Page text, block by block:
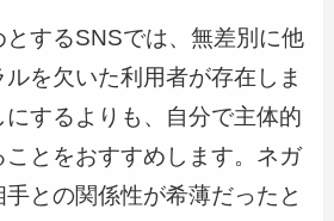
とするSNSでは、無差別に他
を欠いた利用者が存在しま
するよりも、自分で主体的
とをおすすめします。ネガ
との関係性が希薄だったと